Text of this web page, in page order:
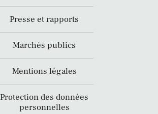
Presse et rapports
Marchés publics
Mentions légales
Protection des données
personnelles